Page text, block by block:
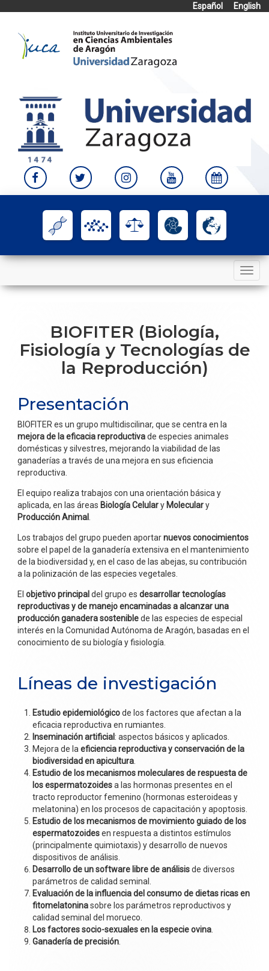
Español
English
content
Toggle
navigation
BIOFITER (Biología,
Fisiología y Tecnologías de
la Reproducción)
Presentación
BIOFITER es un grupo multidiscilinar, que se centra en la
mejora de la eficacia reproductivade especies animales
domésticas y silvestres, mejorando la viabilidad de las
ganaderías a través de una mejora en sus eficiencia
reproductiva.
El equipo realiza trabajos con una orientación básica y
aplicada, en las áreas Biología Celulary Moleculary
Producción Animal
Los trabajos del grupo pueden aportarnuevos conocimientos
sobre el papel de la ganadería extensiva en el mantenimiento
de la biodiversidad y, en el caso de las abejas, su contribución
a la polinización de las especies vegetales.
El objetivo principal del grupo es desarrollar tecnologías
reproductivas y de manejo encaminadas a alcanzar una
producción ganadera sosteniblede las especies de especial
interés en la Comunidad Autónoma de Aragón, basadas en el
conocimiento de su biología y fisiología.
Líneas de investigación
Estudio epidemiológicode los factores que afectan a la
eficacia reproductiva en rumiantes.
Inseminación artificial : aspectos básicos y aplicados.
Mejora de la eficiencia reproductiva y conservación de la
biodiversidad en apicultura
Estudio de los mecanismos moleculares de respuesta de
los espermatozoidesa las hormonas presentes en el
tracto reproductor femenino (hormonas esteroideas y
melatonina) en los procesos de capacitación y apoptosis.
Estudio de los mecanismos de movimiento guiado de los
espermatozoidesen respuesta a distintos estímulos
(principalmente quimiotaxis) y desarrollo de nuevos
dispositivos de análisis.
Desarrollo de un software libre de análisisde diversos
parámetros de calidad seminal.
Evaluación de la influencia del consumo de dietas ricas en
fitomelatoninasobre los parámetros reproductivos y
calidad seminal del morueco.
Los factores socio-sexuales en la especie ovina
Ganadería de precisión